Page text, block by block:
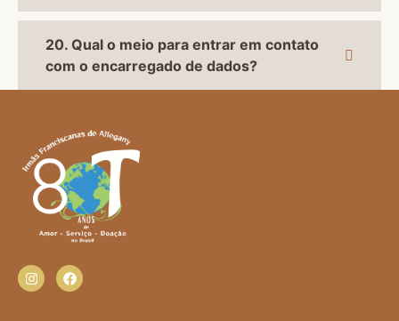
20. Qual o meio para entrar em contato
com o encarregado de dados?